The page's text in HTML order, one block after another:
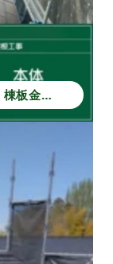
[中野区 M様邸]【屋根カバー工事】棟板金から本体葺きまでの施工事例｜安心の防水・耐久性アップ